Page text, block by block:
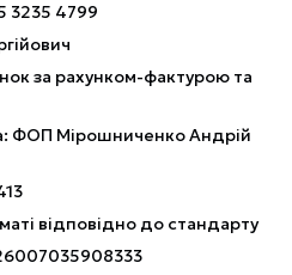
3235 4799
за рахунком-фактурою та
ФОП Мірошниченко Андрій
відповідно до стандарту